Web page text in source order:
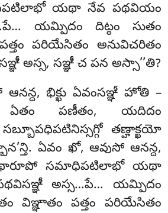
యథా నేవ పథవియం
యమ్పిదం దిట్ఠం సుతం
పరియేసితం అనువిచరితం
అస్స, సఞ్ఞీ చ పన అస్సా’’తి?
ఆనన్ద, భిక్ఖు ఏవంసఞ్ఞీ హోతి –
ఏతం పణీతం, యదిదం
తణ్హాక్ఖయో
ఏవం ఖో, ఆవుసో ఆనన్ద,
సమాధిపటిలాభో యథా
అస్స…పే… యమ్పిదం
విఞ్ఞాతం పత్తం పరియేసితం